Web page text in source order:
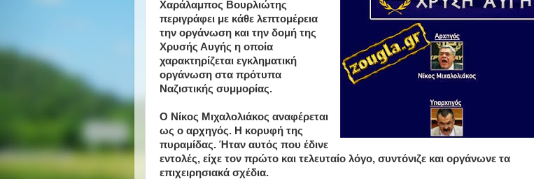
Χαράλαμπος Βουρλιώτης
περιγράφει με κάθε λεπτομέρεια
την οργάνωση και την δομή της
Χρυσής Αυγής η οποία
χαρακτηρίζεται εγκληματική
οργάνωση στα πρότυπα
Ναζιστικής συμμορίας.
Ο Νίκος Μιχαλολιάκος αναφέρεται
ως ο αρχηγός. Η κορυφή της
πυραμίδας. Ήταν αυτός που έδινε
εντολές, είχε τον πρώτο και τελευταίο λόγο, συντόνιζε και οργάνωνε τα
επιχειρησιακά σχέδια.